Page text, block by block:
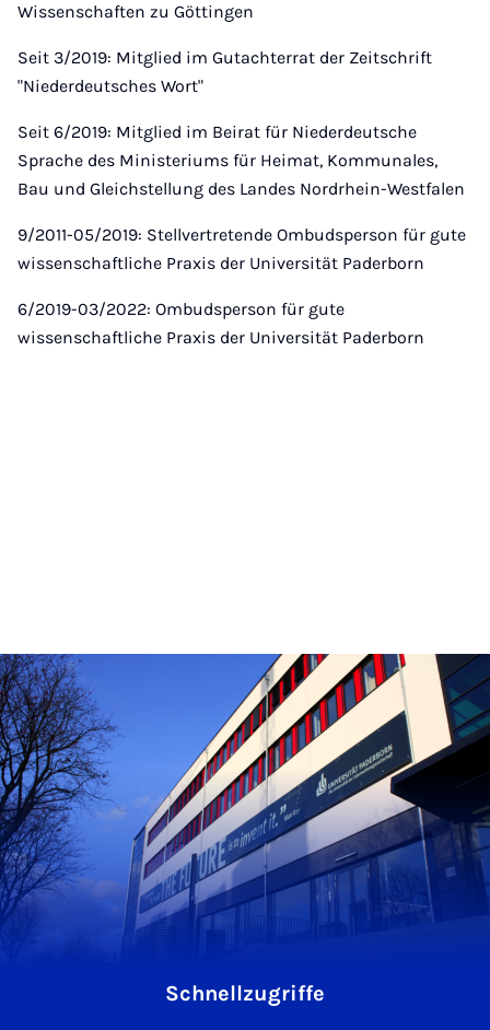
Wissenschaften zu Göttingen
Seit 3/2019: Mitglied im Gutachterrat der Zeitschrift
"Niederdeutsches Wort"
Seit 6/2019: Mitglied im Beirat für Niederdeutsche
Sprache des Ministeriums für Heimat, Kommunales,
Bau und Gleichstellung des Landes Nordrhein-Westfalen
9/2011-05/2019: Stellvertretende Ombudsperson für gute
wissenschaftliche Praxis der Universität Paderborn
6/2019-03/2022: Ombudsperson für gute
wissenschaftliche Praxis der Universität Paderborn
Schnellzugriffe